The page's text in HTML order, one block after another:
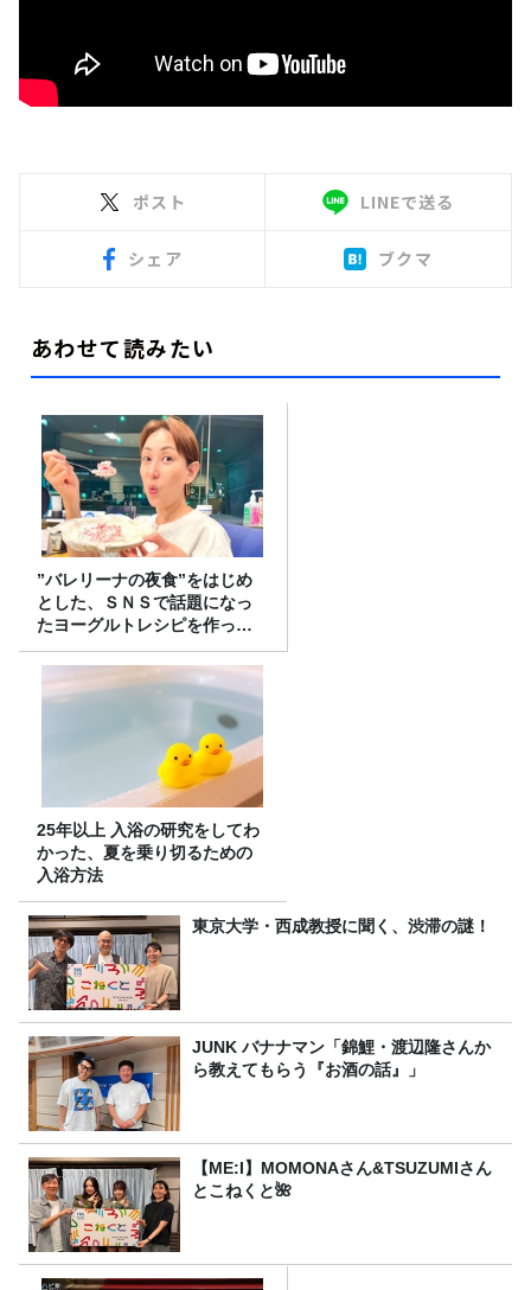
ポスト LINEで送る
シェア ブクマ
あわせて読みたい
”バレリーナの夜食”をはじめ
とした、ＳＮＳで話題になっ
たヨーグルトレシピを作って
みた！
25年以上 入浴の研究をしてわ
かった、夏を乗り切るための
入浴方法
東京大学・西成教授に聞く、渋滞の謎！
JUNK バナナマン「錦鯉・渡辺隆さんか
ら教えてもらう『お酒の話』」
【ME:I】MOMONAさん&TSUZUMIさん
とこねくと🌺